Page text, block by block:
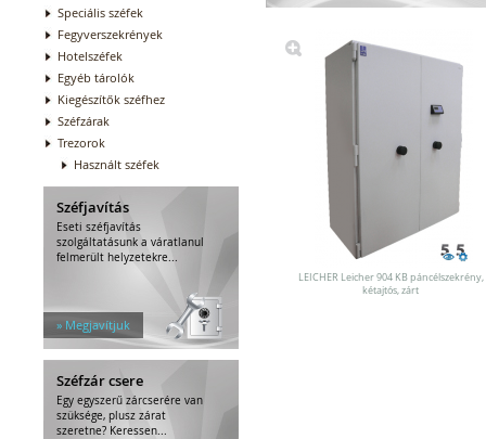
Speciális széfek
Fegyverszekrények
Hotelszéfek
Egyéb tárolók
Kiegészítők széfhez
Széfzárak
Trezorok
Használt széfek
Széfjavítás
Eseti széfjavítás
szolgáltatásunk a váratlanul
felmerült helyzetekre...
» Megjavítjuk
Széfzár csere
Egy egyszerű zárcserére van
szüksége, plusz zárat
szeretne? Keressen...
LEICHER Leicher 904 KB páncélszekrény,
kétajtós, zárt